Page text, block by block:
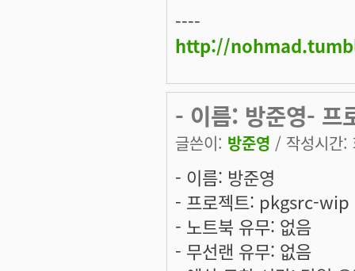
----
http://
- 이름: 방준영-
글쓴이: 방준영 / 작성시간
- 이름: 방준영
- 프로젝트: pkgsrc-wip
- 노트북 유무: 없음
- 무선랜 유무: 없음